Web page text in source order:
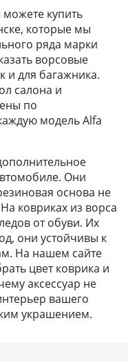
купить
которые мы
ряда марки
ворсовые
и для багажника.
салона и
по
модель Alfa
Они
основа не
ковриках из ворса
от обуви. Их
они устойчивы к
На нашем сайте
цвет коврика и
аксессуар не
вашего
украшением.